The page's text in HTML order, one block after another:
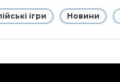
ігри Новини